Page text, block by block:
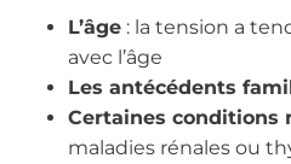
L’âge : la tension a
avec l’âge
Les antécédents
Certaines conditions
maladies rénales ou